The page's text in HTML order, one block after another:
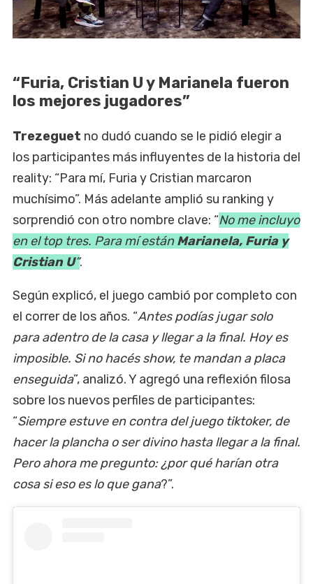
“Furia, Cristian U y Marianela fueron
los mejores jugadores”
Trezeguet no dudó cuando se le pidió elegir a
los participantes más influyentes de la historia del
reality: “Para mí, Furia y Cristian marcaron
muchísimo”. Más adelante amplió su ranking y
sorprendió con otro nombre clave: “No me incluyo
en el top tres. Para mí estánMarianela, Furia y
Cristian U”.
Según explicó, el juego cambió por completo con
el correr de los años. “Antes podías jugar solo
para adentro de la casa y llegar a la final. Hoy es
imposible. Si no hacés show, te mandan a placa
enseguida”, analizó. Y agregó una reflexión filosa
sobre los nuevos perfiles de participantes:
“Siempre estuve en contra del juego tiktoker, de
hacer la plancha o ser divino hasta llegar a la final.
Pero ahora me pregunto: ¿por qué harían otra
cosa si eso es lo que gana?”.